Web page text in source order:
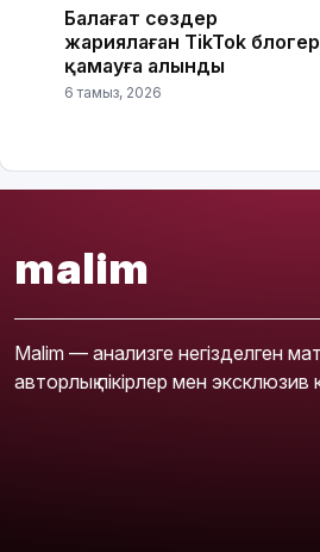
Балағат сөздер
жариялаған TikTok блогер
қамауға алынды
6 тамыз, 2026
malim
Malim — анализге негізделген
авторлық пікірлер мен эксклюзив